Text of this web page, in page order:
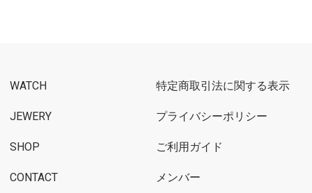
WATCH
JEWERY
SHOP
CONTACT
特定商取引法に関する表示
プライバシーポリシー
ご利用ガイド
メンバー